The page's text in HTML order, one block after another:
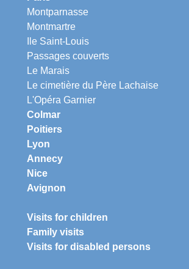
Montparnasse
Montmartre
Ile Saint-Louis
Passages couverts
Le Marais
Le cimetière du Père Lachaise
L'Opéra Garnier
Colmar
Poitiers
Lyon
Annecy
Nice
Avignon
Visits for children
Family visits
Visits for disabled persons